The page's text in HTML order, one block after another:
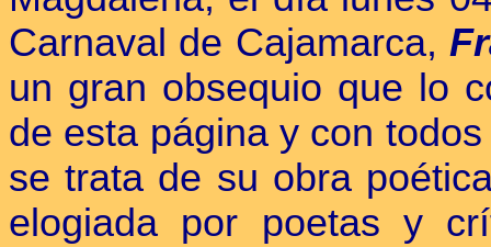
Carnaval de Cajamarca,
un gran obsequio que lo
de esta página y con
se trata de su obra
elogiada por poetas y